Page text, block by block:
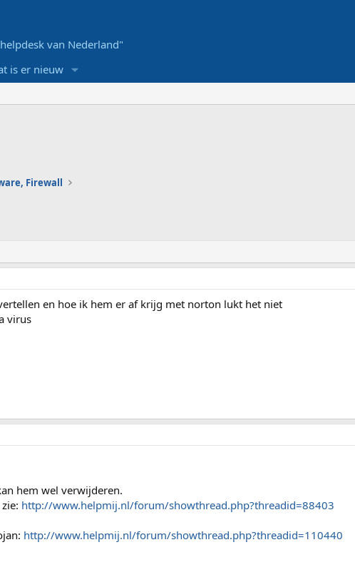
van Nederland"
is er nieuw
Firewall
en hoe ik hem er af krijg met norton lukt het niet
virus
hem wel verwijderen.
http://www.helpmij.nl/forum/showthread.php?threadid=88403
http://www.helpmij.nl/forum/showthread.php?threadid=110440